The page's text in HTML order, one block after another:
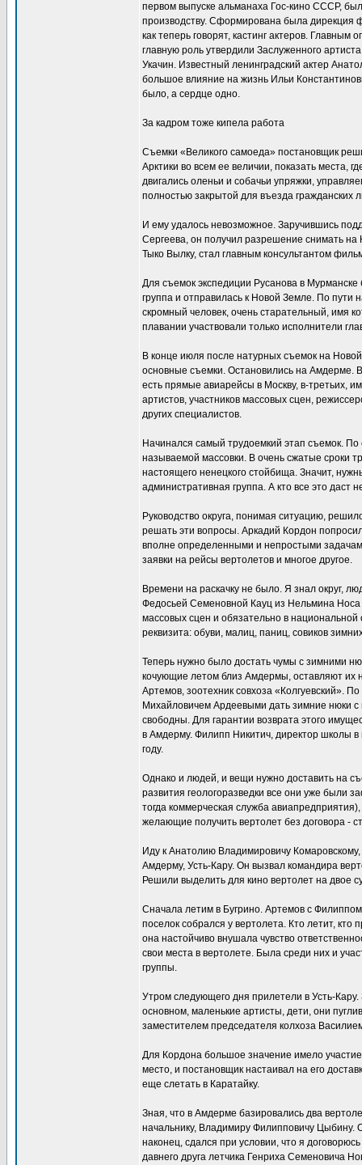
первом выпуске альманаха Гос-кино СССР,
производству. Сформирована была дирекция
как теперь говорят, кастинг актеров.
главную роль утвердили Заслуженного
Укачин. Известный ленинградский актер
большое влияние на жизнь Ильи
было, а сердце одно.
За кадром тоже кипела работа
Съемки «Великого самоеда» постановщик
Арктики во всем ее величии, показать места,
двигались оленьи и собачьи упряжки,
полностью закрытой для въезда гражданских
И ему удалось невозможное. Заручившись
Сергеева, он получил разрешение снимать
Тыко Вылку, стал главным консультантом
Для съемок экспедиции Русанова в
группа и отправилась к Новой Земле. По пути
скромный человек, очень старательный, имя
плавании участвовали только исполнители
В конце июля после натурных съемок на
основные съемки. Остановились на Амдерме.
есть прямые авиарейсы в Москву, в-третьих,
артистов, участников массовых сцен,
других специалистов.
Начинался самый трудоемкий этап съемок.
называемой массовки. В очень сжатые сроки
настоящего ненецкого стойбища. Значит,
административная группа. А кто все это даст
Руководство округа, понимая ситуацию,
решать эти вопросы. Аркадий Кордон
вполне определенными и непростыми
заявки на рейсы вертолетов и многое другое.
Времени на раскачку не было. Я знал округ,
Федосьей Семеновной Кауц из Нельмина
массовых сцен и обязательно в
реквизита: обуви, малиц, паниц, совиков
Теперь нужно было достать чумы с зимними
кочующие летом близ Амдермы, оставляют их
Артемов, зоотехник совхоза «Колгуевский».
Михайловичем Ардеевыми дать зимние нюки с
свободны. Для гарантии возврата этого
в Амдерму. Филипп Никитич, директор школы в
году.
Однако и людей, и вещи нужно доставить на
развития геологоразведки все они уже были
тогда коммерческая служба
желающие получить вертолет без договора -
Иду к Анатолию Владимировичу
Амдерму, Усть-Кару. Он вызвал командира
Решили выделить для кино вертолет на двое
Сначала летим в Бугрино. Артемов с
поселок собрался у вертолета. Кто летит,
она настойчиво внушала чувство
свои места в вертолете. Была среди них и
группы.
Утром следующего дня прилетели в Усть-
основном, маленькие артисты, дети, они
заместителем председателя колхоза
Для Кордона большое значение имело
место, и постановщик настаивал на его
еще слетать в Каратайку.
Зная, что в Амдерме базировались два
начальнику, Владимиру Филипповичу Цыбину.
наконец, сдался при условии, что я
давнего друга летчика Генриха Семеновича